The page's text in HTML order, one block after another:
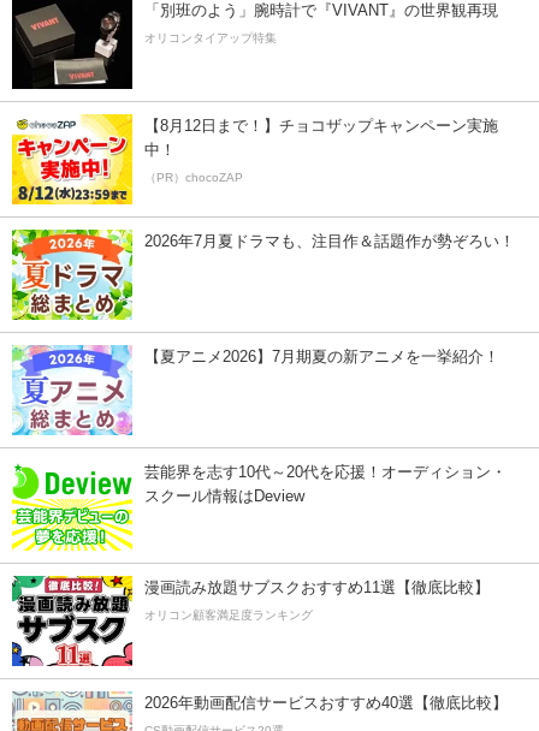
「別班のよう」腕時計で『VIVANT』の世界観再現
オリコンタイアップ特集
【8月12日まで！】チョコザップキャンペーン実施
中！
（PR）chocoZAP
2026年7月夏ドラマも、注目作＆話題作が勢ぞろい！
【夏アニメ2026】7月期夏の新アニメを一挙紹介！
芸能界を志す10代～20代を応援！オーディション・
スクール情報はDeview
漫画読み放題サブスクおすすめ11選【徹底比較】
オリコン顧客満足度ランキング
2026年動画配信サービスおすすめ40選【徹底比較】